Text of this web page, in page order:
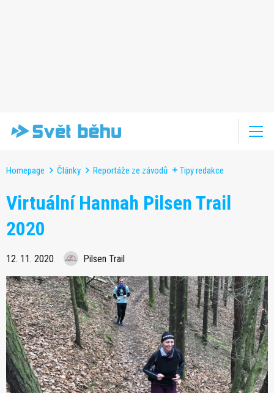
Homepage Články Reportáže ze závodů Tipy redakce
Virtuální Hannah Pilsen Trail
2020
12. 11. 2020 Pilsen Trail